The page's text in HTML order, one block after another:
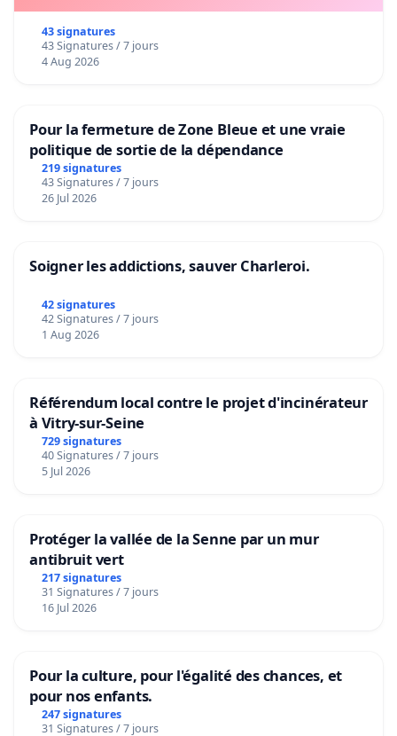
43 signatures
43 Signatures / 7 jours
4 Aug 2026
Pour la fermeture de Zone Bleue et une vraie
politique de sortie de la dépendance
219 signatures
43 Signatures / 7 jours
26 Jul 2026
Soigner les addictions, sauver Charleroi.
42 signatures
42 Signatures / 7 jours
1 Aug 2026
Référendum local contre le projet d'incinérateur
à Vitry-sur-Seine
729 signatures
40 Signatures / 7 jours
5 Jul 2026
Protéger la vallée de la Senne par un mur
antibruit vert
217 signatures
31 Signatures / 7 jours
16 Jul 2026
Pour la culture, pour l'égalité des chances, et
pour nos enfants.
247 signatures
31 Signatures / 7 jours